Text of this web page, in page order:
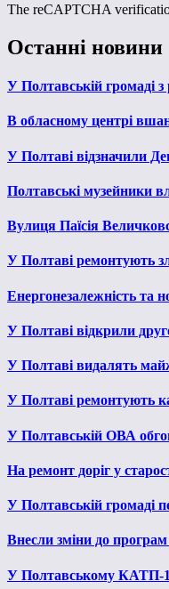
The reCAPTCHA
Останні новини
У Полтавській громаді
В обласному центрі
У Полтаві відзначили
Полтавські музейники
Вулиця Паїсія
У Полтаві ремонтують
Енергонезалежність та
У Полтаві відкрили
У Полтаві видалять
У Полтаві ремонтують
У Полтавській ОВА
На ремонт доріг у
У Полтавській громаді
Внесли зміни до програм
У Полтавському КАТП-